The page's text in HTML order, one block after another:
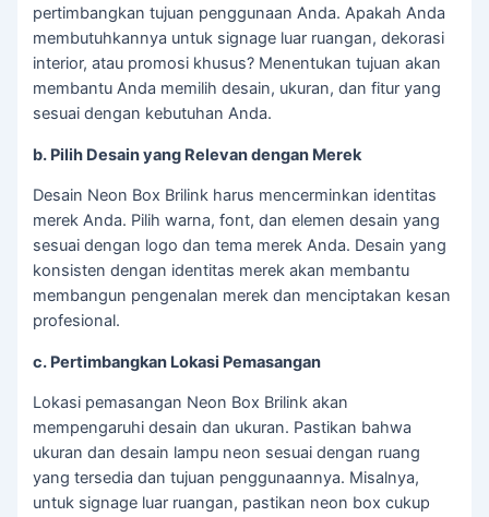
pertimbangkan tujuan penggunaan Anda. Apakah Anda
membutuhkannya untuk signage luar ruangan, dekorasi
interior, atau promosi khusus? Menentukan tujuan akan
membantu Anda memilih desain, ukuran, dan fitur yang
sesuai dengan kebutuhan Anda.
b. Pilih Desain yang Relevan dengan Merek
Desain Neon Box Brilink harus mencerminkan identitas
merek Anda. Pilih warna, font, dan elemen desain yang
sesuai dengan logo dan tema merek Anda. Desain yang
konsisten dengan identitas merek akan membantu
membangun pengenalan merek dan menciptakan kesan
profesional.
c. Pertimbangkan Lokasi Pemasangan
Lokasi pemasangan Neon Box Brilink akan
mempengaruhi desain dan ukuran. Pastikan bahwa
ukuran dan desain lampu neon sesuai dengan ruang
yang tersedia dan tujuan penggunaannya. Misalnya,
untuk signage luar ruangan, pastikan neon box cukup